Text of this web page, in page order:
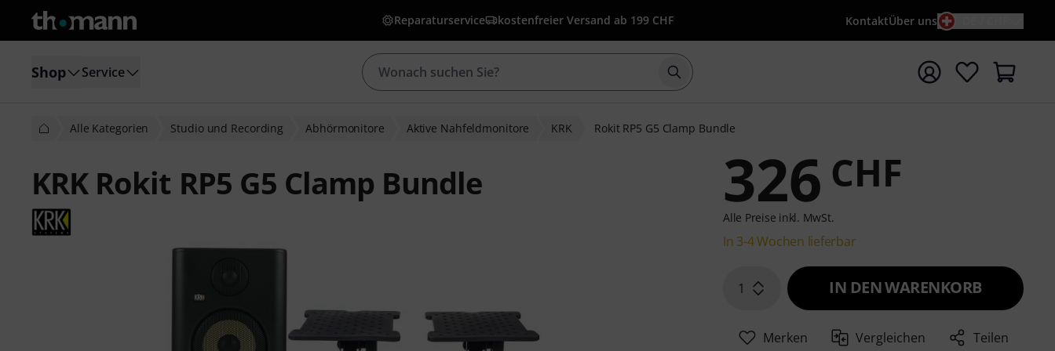
Reparaturservice kostenfreier Versand ab 199 CHF KontaktÜber uns
Shop Service Suche mit Suchwort {searchTerm} starten
Alle Kategorien Studio und Recording Abhörmonitore Aktive Nahfeldmonitore KRK Rokit RP5 G5 Clamp Bundle
KRK Rokit RP5 G5 Clamp Bundle 326 CHF
Alle Preise inkl. MwSt.
In 3-4 Wochen lieferbar
1 IN DEN WARENKORB
Merken Vergleichen Teilen